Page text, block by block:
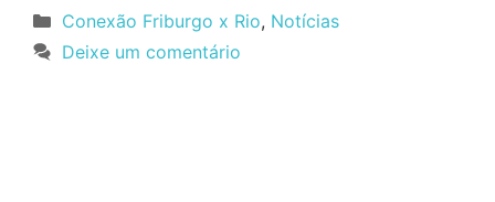
Categorias
Conexão Friburgo x Rio, Notícias
Deixe um comentário